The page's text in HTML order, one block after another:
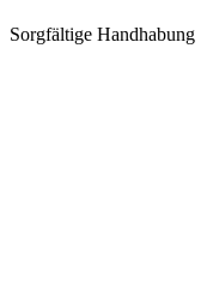
Sorgfältige Handhabung